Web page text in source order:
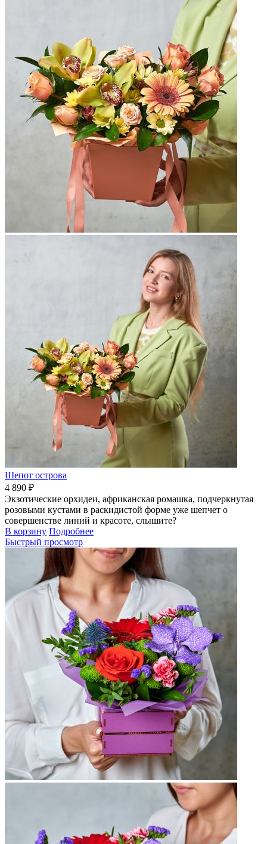
Шепот острова
4 890 ₽
Экзотические орхидеи, африканская ромашка, подчеркнутая
розовыми кустами в раскидистой форме уже шепчет о
совершенстве линий и красоте, слышите?
В корзину Подробнее
Быстрый просмотр